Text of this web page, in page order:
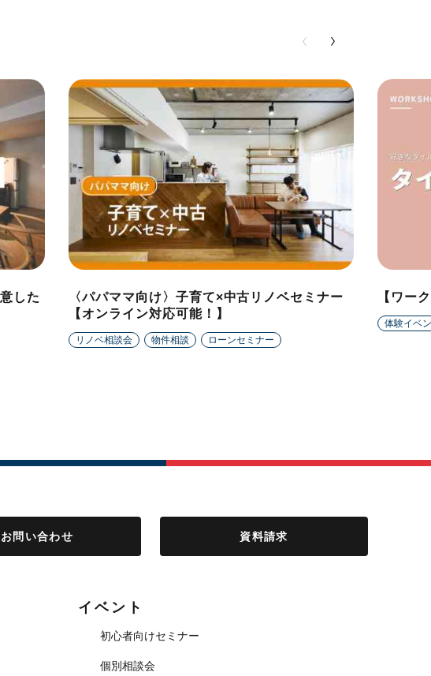
した
〈パパママ向け〉子育て×中古リノベセミナー
【オンライン対応可能！】
リノベ相談会 物件相談 ローンセミナー
【ワー
体験イベ
お問い合わせ 資料請求
イベント
初心者向けセミナー
個別相談会